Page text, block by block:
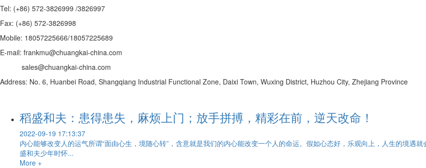
Tel: (+86) 572-3826999 /3826997
Fax: (+86) 572-3826998
Mobile: 18057225666/18057225689
E-mail: frankmu@chuangkai-china.com
sales@chuangkai-china.com
Address: No. 6, Huanbei Road, Shangqiang Industrial Functional Zone, Daixi Town, Wuxing District, Huzhou City, Zhejiang Province
稻盛和夫：患得患失，麻烦上门；放手拼搏，精彩在前，逆天改命！
2022-09-19 17:13:37
内心能够改变人的运气所谓“面由心生，境随心转”，含意就是我们的内心能改变一个人的命运。假如心态好，乐观向上，人生的境遇
盛和夫少年时怀...
More +